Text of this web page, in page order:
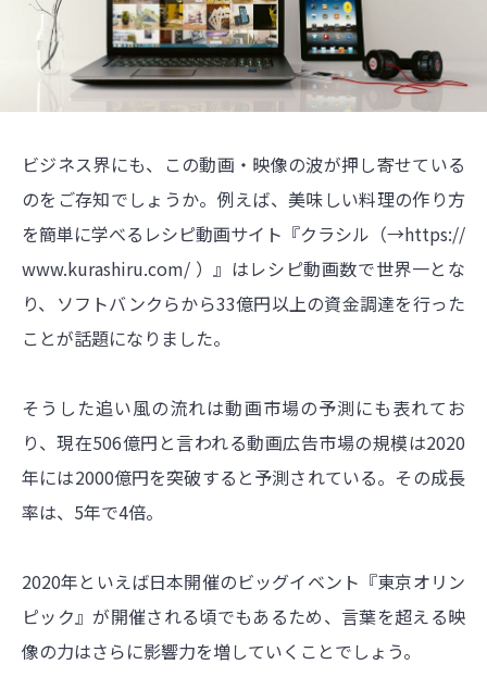
ビジネス界にも、この動画・映像の波が押し寄せている
のをご存知でしょうか。例えば、美味しい料理の作り方
を簡単に学べるレシピ動画サイト『クラシル（→https://
www.kurashiru.com/ ）』はレシピ動画数で世界一とな
り、ソフトバンクらから33億円以上の資金調達を行った
ことが話題になりました。
そうした追い風の流れは動画市場の予測にも表れてお
り、現在506億円と言われる動画広告市場の規模は2020
年には2000億円を突破すると予測されている。その成長
率は、5年で4倍。
2020年といえば日本開催のビッグイベント『東京オリン
ピック』が開催される頃でもあるため、言葉を超える映
像の力はさらに影響力を増していくことでしょう。